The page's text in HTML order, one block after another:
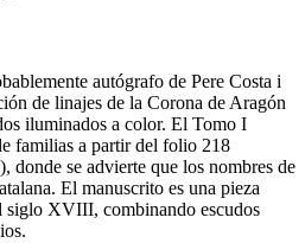
autógrafo de Pere Costa i
de linajes de la Corona de Aragón
iluminados a color. El Tomo I
familias a partir del folio 218
donde se advierte que los nombres de
El manuscrito es una pieza
siglo XVIII, combinando escudos